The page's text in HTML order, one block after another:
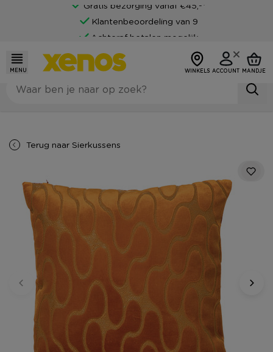
Gratis bezorging vanaf €45,-*
Klantenbeoordeling van 9
Achteraf betalen mogelijk
MENU WINKELS ACCOUNT MANDJE
Terug naar Sierkussens